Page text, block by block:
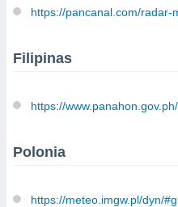
https://pancanal.com/radar-
Filipinas
https://www.panahon.gov.ph/
Polonia
https://meteo.imgw.pl/dyn/